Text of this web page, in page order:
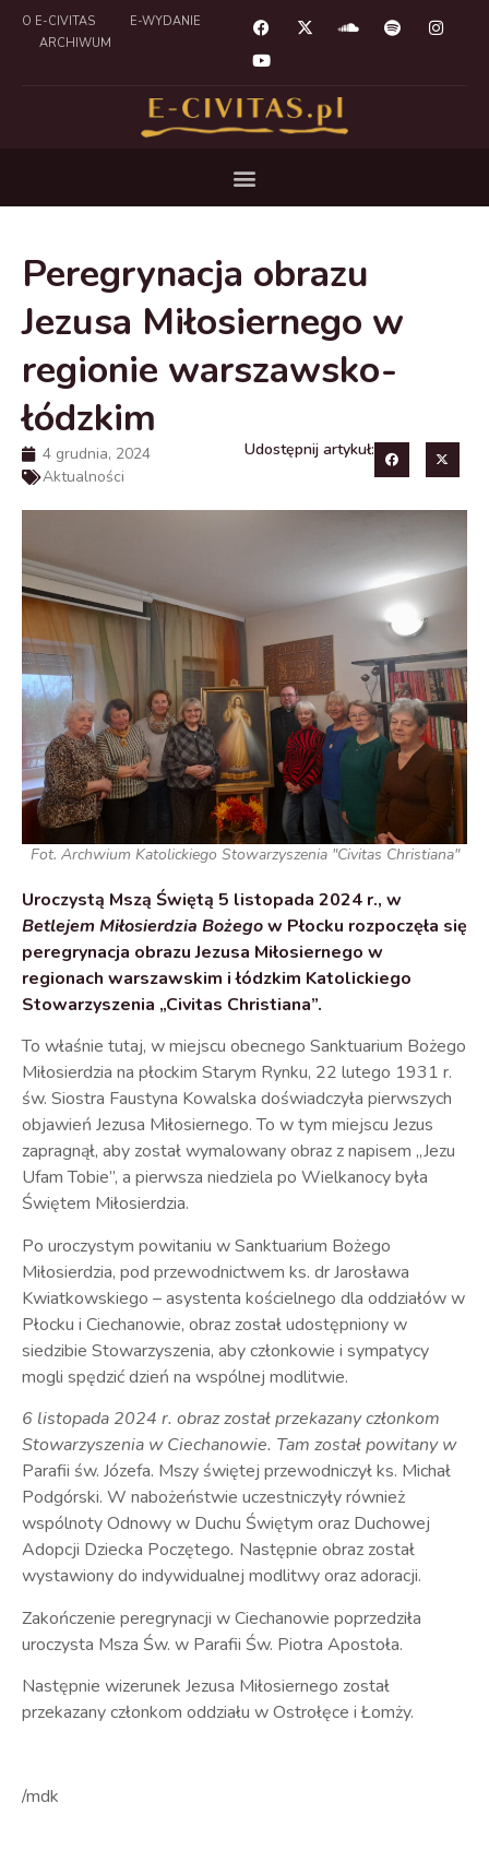
O E-CIVITAS
E-WYDANIE
ARCHIWUM
Peregrynacja obrazu
Jezusa Miłosiernego w
regionie warszawsko-
łódzkim
4 grudnia, 2024
Aktualności
Udostępnij artykuł:
Fot. Archwium Katolickiego Stowarzyszenia "Civitas Christiana"
Uroczystą Mszą Świętą 5 listopada 2024 r., w
Betlejem Miłosierdzia Bożegow Płocku rozpoczęła się
peregrynacja obrazu Jezusa Miłosiernego w
regionach warszawskim i łódzkim Katolickiego
Stowarzyszenia „Civitas Christiana”.
To właśnie tutaj, w miejscu obecnego Sanktuarium Bożego
Miłosierdzia na płockim Starym Rynku, 22 lutego 1931 r.
św. Siostra Faustyna Kowalska doświadczyła pierwszych
objawień Jezusa Miłosiernego. To w tym miejscu Jezus
zapragnął, aby został wymalowany obraz z napisem „Jezu
Ufam Tobie”, a pierwsza niedziela po Wielkanocy była
Świętem Miłosierdzia.
Po uroczystym powitaniu w Sanktuarium Bożego
Miłosierdzia, pod przewodnictwem ks. dr Jarosława
Kwiatkowskiego – asystenta kościelnego dla oddziałów w
Płocku i Ciechanowie, obraz został udostępniony w
siedzibie Stowarzyszenia, aby członkowie i sympatycy
mogli spędzić dzień na wspólnej modlitwie.
6 listopada 2024 r. obraz został przekazany członkom
Stowarzyszenia w Ciechanowie. Tam został powitany w
Parafii św. Józefa. Mszy świętej przewodniczył ks. Michał
Podgórski. W nabożeństwie uczestniczyły również
wspólnoty Odnowy w Duchu Świętym oraz Duchowej
Adopcji Dziecka Poczętego. Następnie obraz został
wystawiony do indywidualnej modlitwy oraz adoracji.
Zakończenie peregrynacji w Ciechanowie poprzedziła
uroczysta Msza Św. w Parafii Św. Piotra Apostoła.
Następnie wizerunek Jezusa Miłosiernego został
przekazany członkom oddziału w Ostrołęce i Łomży.
/mdk